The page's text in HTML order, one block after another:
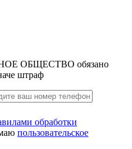
ОБЩЕСТВО обязано
штраф
обработки
пользовательское